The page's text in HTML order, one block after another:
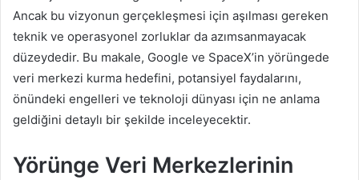
Ancak bu vizyonun gerçekleşmesi için aşılması gereken
teknik ve operasyonel zorluklar da azımsanmayacak
düzeydedir. Bu makale, Google ve SpaceX’in yörüngede
veri merkezi kurma hedefini, potansiyel faydalarını,
önündeki engelleri ve teknoloji dünyası için ne anlama
geldiğini detaylı bir şekilde inceleyecektir.
Yörünge Veri Merkezlerinin